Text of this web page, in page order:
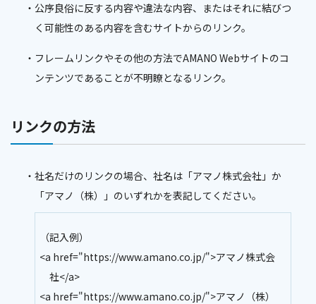
公序良俗に反する内容や違法な内容、またはそれに結びつ
く可能性のある内容を含むサイトからのリンク。
フレームリンクやその他の方法でAMANO Webサイトのコ
ンテンツであることが不明瞭となるリンク。
リンクの方法
社名だけのリンクの場合、社名は「アマノ株式会社」か
「アマノ（株）」のいずれかを表記してください。
（記入例）
<a href="https://www.amano.co.jp/">アマノ株式会
社</a>
<a href="https://www.amano.co.jp/">アマノ（株）